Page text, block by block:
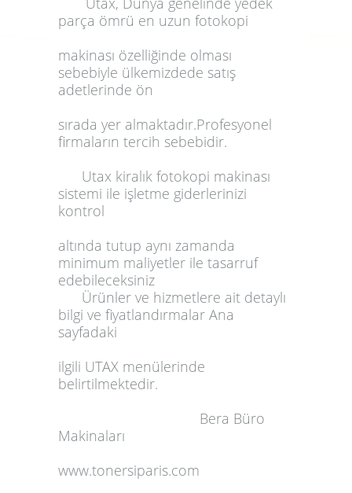
parça ömrü en uzun fotokopi
makinası özelliğinde olması
sebebiyle ülkemizdede satış
adetlerinde ön
sırada yer almaktadır.Profesyonel
firmaların tercih sebebidir.
Utax kiralık fotokopi makinası
sistemi ile işletme giderlerinizi
kontrol
altında tutup aynı zamanda
minimum maliyetler ile tasarruf
edebileceksiniz
Ürünler ve hizmetlere ait detaylı
bilgi ve fiyatlandırmalar Ana
sayfadaki
ilgili UTAX menülerinde
belirtilmektedir.
Bera Büro
Makinaları
www.tonersiparis.com